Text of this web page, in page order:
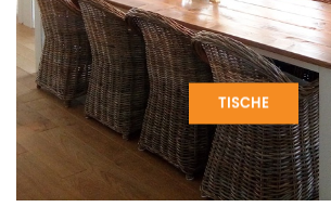
TISCHE